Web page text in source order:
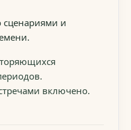
сценариями и
включено.